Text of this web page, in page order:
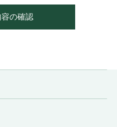
ことがあります。こ
目的に利用します。
便性の向上
務